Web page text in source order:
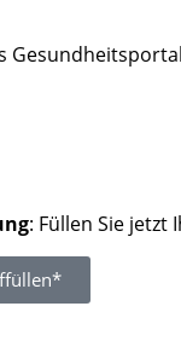
: Füllen Sie jetzt